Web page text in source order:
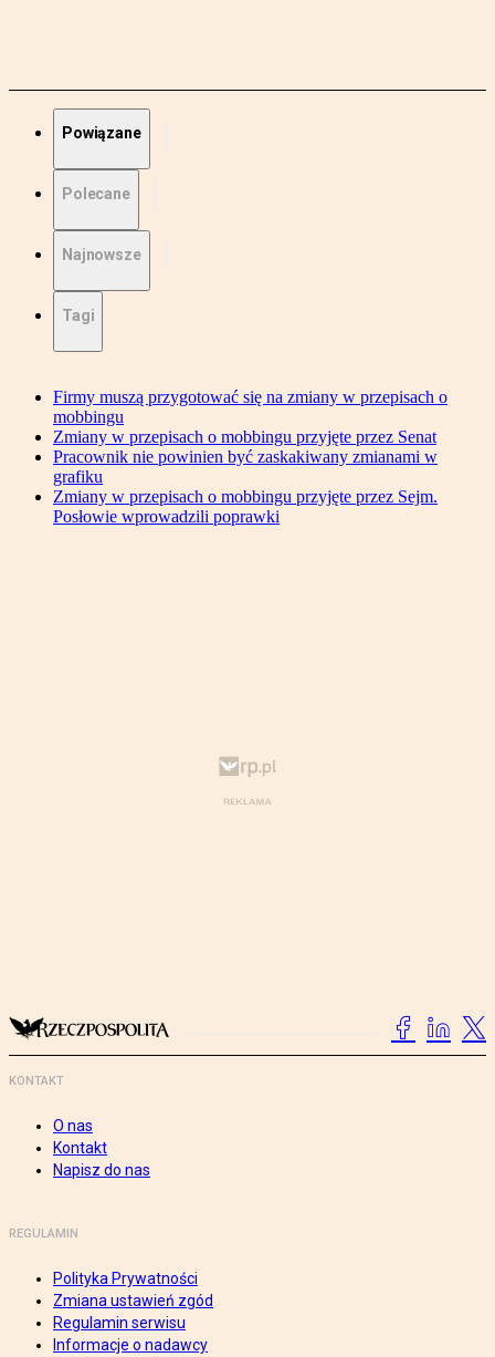
Powiązane
Polecane
Najnowsze
Tagi
Firmy muszą przygotować się na zmiany w przepisach o
mobbingu
Zmiany w przepisach o mobbingu przyjęte przez Senat
Pracownik nie powinien być zaskakiwany zmianami w
grafiku
Zmiany w przepisach o mobbingu przyjęte przez Sejm.
Posłowie wprowadzili poprawki
KONTAKT
O nas
Kontakt
Napisz do nas
REGULAMIN
Polityka Prywatności
Zmiana ustawień zgód
Regulamin serwisu
Informacje o nadawcy